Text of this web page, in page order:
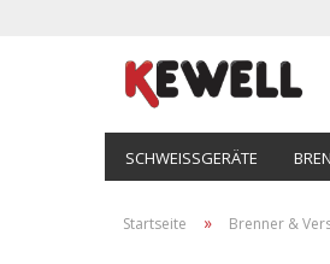
SCHWEISSGERÄTE
Startseite » Brenner &